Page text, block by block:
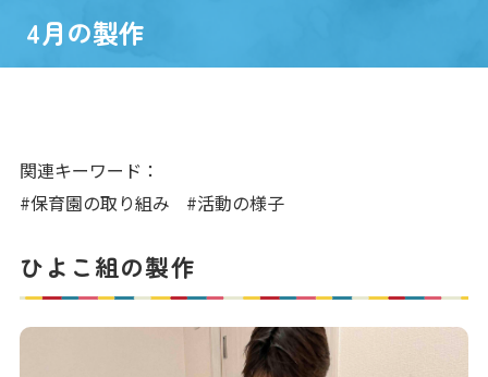
入園の概要
写真販売サービス
各種書類
4月の製作
関連キーワード：
#保育園の取り組み
#活動の様子
ひよこ組の製作